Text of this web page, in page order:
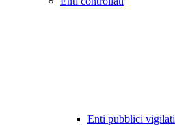
Enti pubblici vigilati